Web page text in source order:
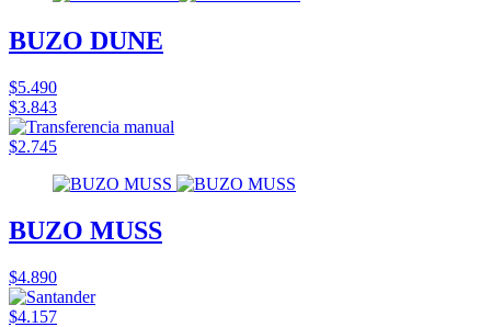
BUZO DUNE
$5.490
$3.843
$2.745
BUZO MUSS
$4.890
$4.157